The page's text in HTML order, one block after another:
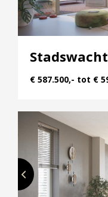
€ 587.500,- tot €